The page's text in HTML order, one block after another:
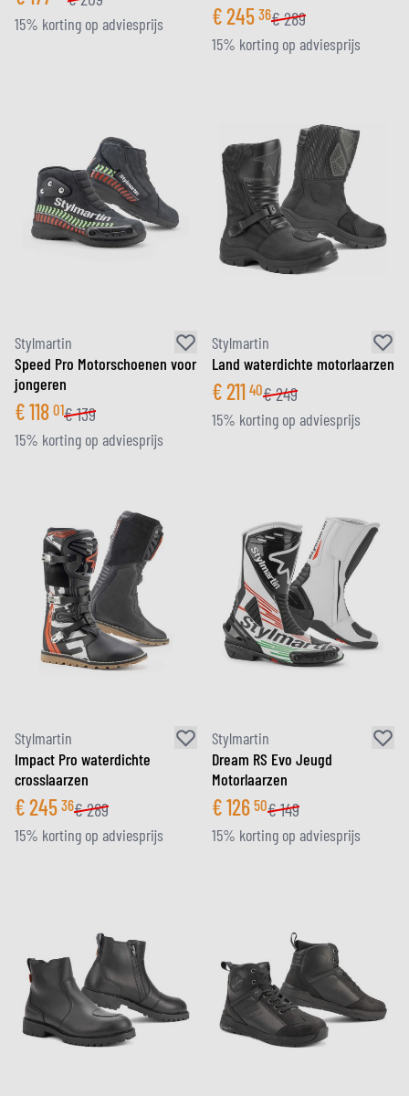
15% korting op adviesprijs €245 36€289
15% korting op adviesprijs
Stylmartin
Speed Pro Motorschoenen voor
jongeren
€118 01€139
15% korting op adviesprijs
Stylmartin
Land waterdichte motorlaarzen
€211 40€249
15% korting op adviesprijs
Stylmartin
Impact Pro waterdichte
crosslaarzen
€245 36€289
15% korting op adviesprijs
Stylmartin
Dream RS Evo Jeugd
Motorlaarzen
€126 50€149
15% korting op adviesprijs